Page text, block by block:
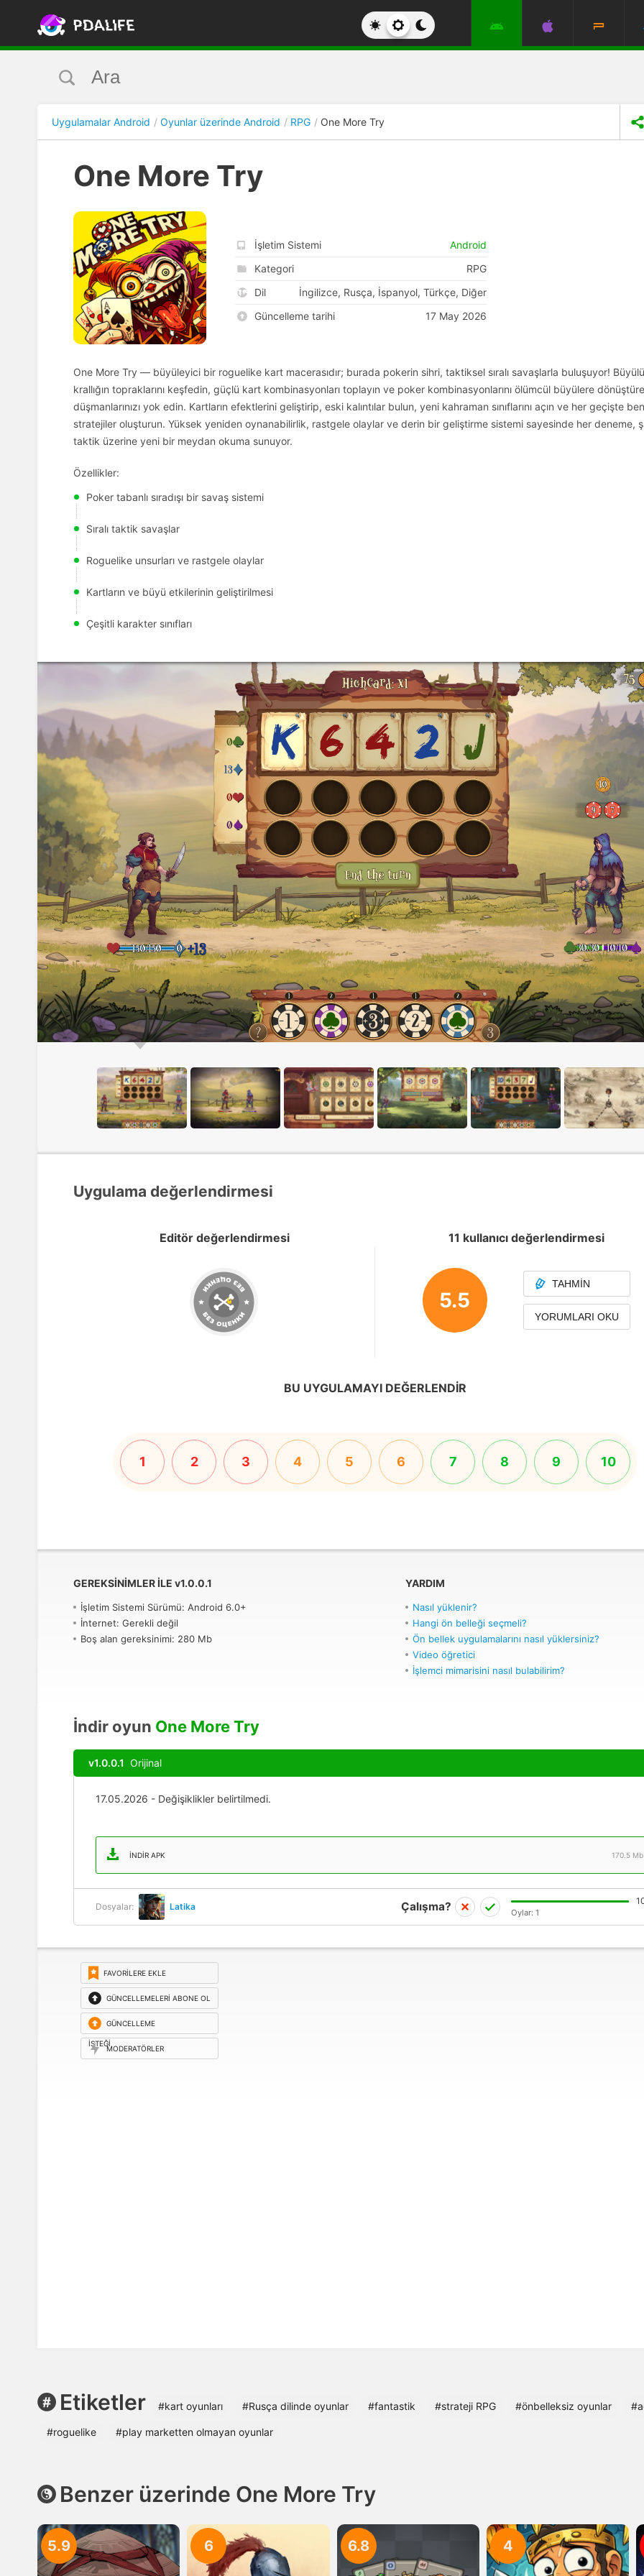
Uygulamalar Android Oyunlar üzerinde Android RPG One More Try
One More Try
İşletim Sistemi
Android
Kategori
RPG
Dil
İngilizce, Rusça, İspanyol, Türkçe, Diğer
Güncelleme tarihi
17 May 2026
One More Try — büyüleyici bir roguelike kart macerasıdır; burada pokerin sihri, taktiksel sıralı savaşlarla buluşuyor! Büyülü
krallığın topraklarını keşfedin, güçlü kart kombinasyonları toplayın ve poker kombinasyonlarını ölümcül büyülere
düşmanlarınızı yok edin. Kartların efektlerini geliştirip, eski kalıntılar bulun, yeni kahraman sınıflarını açın ve her geçişte
stratejiler oluşturun. Yüksek yeniden oynanabilirlik, rastgele olaylar ve derin bir geliştirme sistemi sayesinde her deneme,
taktik üzerine yeni bir meydan okuma sunuyor.
Özellikler:
Poker tabanlı sıradışı bir savaş sistemi
Sıralı taktik savaşlar
Roguelike unsurları ve rastgele olaylar
Kartların ve büyü etkilerinin geliştirilmesi
Çeşitli karakter sınıfları
Uygulama değerlendirmesi
Editör değerlendirmesi 11 kullanıcı değerlendirmesi
5.5
TAHMIN
YORUMLARI OKU
BU UYGULAMAYI DEĞERLENDIR
1 2 3 4 5 6 7 8 9 10
GEREKSINIMLER ILE v1.0.0.1
İşletim Sistemi Sürümü: Android 6.0+
İnternet: Gerekli değil
Boş alan gereksinimi: 280 Mb
YARDIM
Nasıl yüklenir?
Hangi ön belleği seçmeli?
Ön bellek uygulamalarını nasıl yüklersiniz?
Video öğretici
İşlemci mimarisini nasıl bulabilirim?
İndir oyun One More Try
v1.0.0.1 Orijinal
17.05.2026 - Değişiklikler belirtilmedi.
İNDIR APK 170.5 Mb
Dosyalar: Latika Çalışma? Oylar: 1
FAVORILERE EKLE
GÜNCELLEMELERI ABONE OL
GÜNCELLEME
ISTEĞI
MODERATÖRLER
Etiketler #kart oyunları #Rusça dilinde oyunlar #fantastik #strateji RPG #önbelleksiz oyunlar
#roguelike #play marketten olmayan oyunlar
Benzer üzerinde One More Try
5.9 6 6.8 4